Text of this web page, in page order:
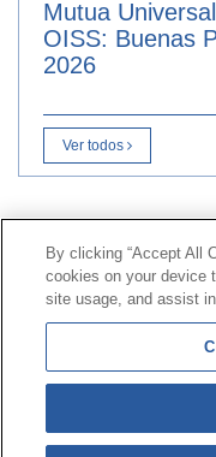
Mutua
OISS: Buenas
2026
Ver todos
Línea Universal 900
Prestaciones
© Mutua Universal
Política de
By clicking “Accept All
cookies on your device
site usage, and assist